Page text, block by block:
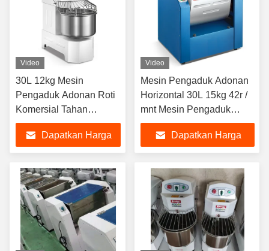
Video
30L 12kg Mesin
Pengaduk Adonan Roti
Komersial Tahan
Guncangan / Tahan Air
Dapatkan Harga
Video
Mesin Pengaduk Adonan
Horizontal 30L 15kg 42r /
mnt Mesin Pengaduk
Tepung
Dapatkan Harga